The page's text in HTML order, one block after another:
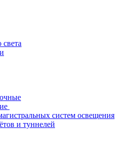
систем освещения
и туннелей